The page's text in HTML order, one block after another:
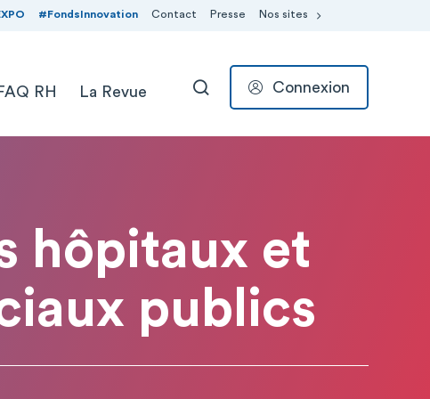
#FondsInnovation Contact Presse Nos sites
RH La Revue RECHERCHER
Connexion
hôpitaux et
publics